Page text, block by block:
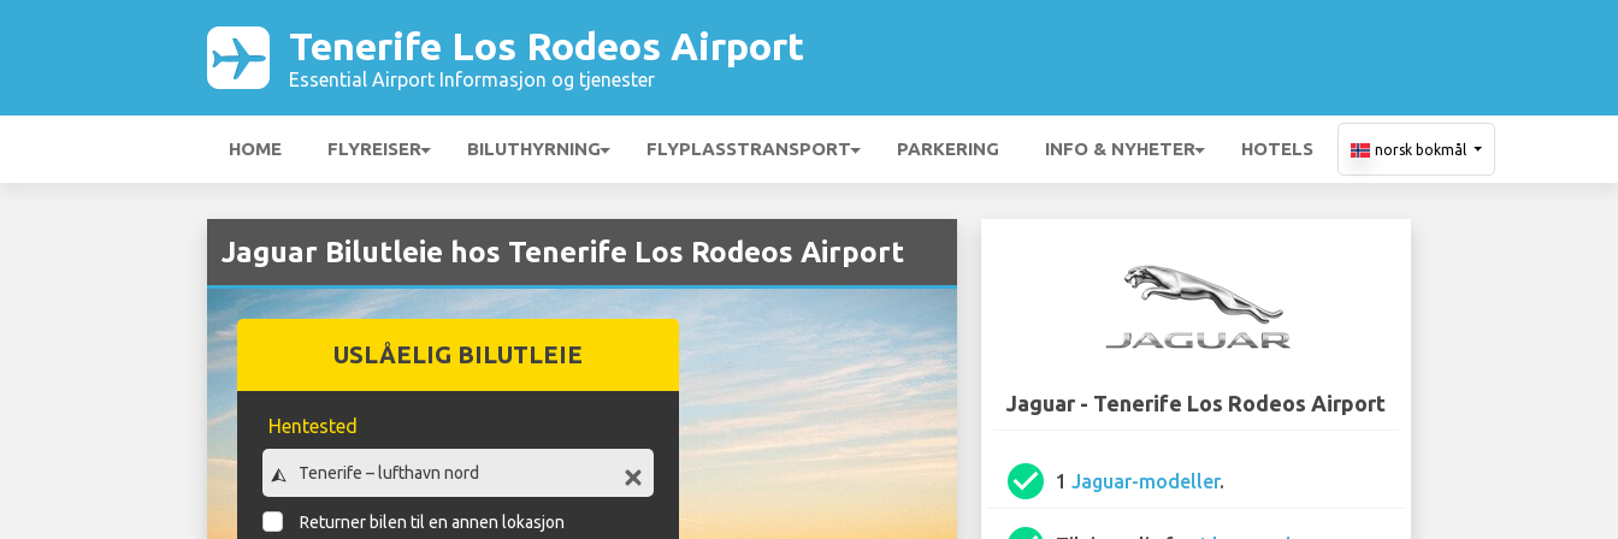
Tenerife Los Rodeos Airport
Essential Airport Informasjon og tjenester
HOME FLYREISER BILUTHYRNING FLYPLASSTRANSPORT PARKERING INFO & NYHETER HOTELS norsk bokmål
Jaguar Bilutleie hos Tenerife Los Rodeos Airport
USLÅELIG BILUTLEIE
Hentested
Returner bilen til en annen lokasjon
Jaguar - Tenerife Los Rodeos Airport
check_circle 1Jaguar-modeller.